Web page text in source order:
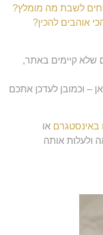
לשבת מה מומלץ?
אוהבים להכין?
שלא קיימים באתר,
– וכמובן לעדכן אתכם
באינסטגרם או
ולעלות אותה